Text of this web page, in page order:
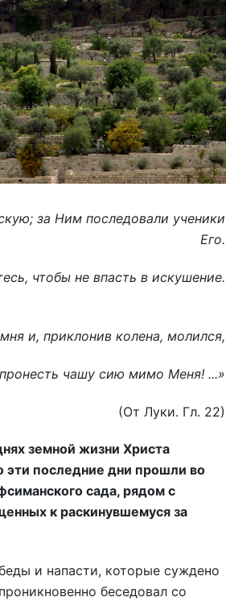
за Ним последовали ученики
Его.
чтобы не впасть в искушение.
и, приклонив колена, молился,
чашу сию мимо Меня! ...»
Гл. 22)
земной жизни Христа
эти последние дни прошли во
сада, рядом с
к раскинувшемуся за
и напасти, которые суждено
беседовал со